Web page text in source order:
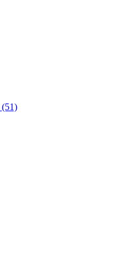
(51)